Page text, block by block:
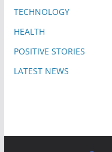
TECHNOLOGY
HEALTH
POSITIVE STORIES
LATEST NEWS